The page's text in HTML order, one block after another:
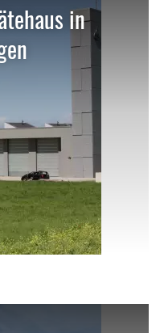
in